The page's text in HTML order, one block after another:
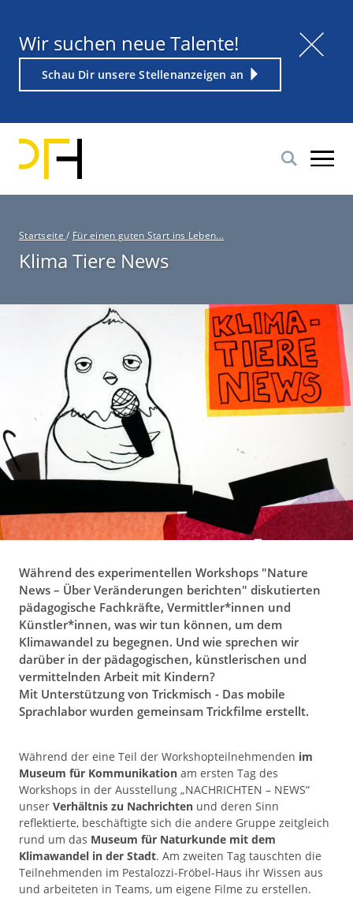
InhaltTitel
Wir suchen neue Talente!
Link
Schau Dir unsere Stellenanzeigen an
P
f
a
n
n
Startseite/ Für einen guten Start ins Leben...
Klima Tiere News
Während des experimentellen Workshops "Nature
News – Über Veränderungen berichten" diskutierten
pädagogische Fachkräfte, Vermittler*innen und
Künstler*innen, was wir tun können, um dem
Klimawandel zu begegnen. Und wie sprechen wir
darüber in der pädagogischen, künstlerischen und
vermittelnden Arbeit mit Kindern?
Mit Unterstützung von Trickmisch - Das mobile
Sprachlabor wurden gemeinsam Trickfilme erstellt.
Während der eine Teil der Workshopteilnehmenden im
Museum für Kommunikation am ersten Tag des
Workshops in der Ausstellung „NACHRICHTEN – NEWS“
unser Verhältnis zu Nachrichten und deren Sinn
reflektierte, beschäftigte sich die andere Gruppe zeitgleich
rund um das Museum für Naturkunde mit dem
Klimawandel in der Stadt. Am zweiten Tag tauschten die
Teilnehmenden im Pestalozzi-Fröbel-Haus ihr Wissen aus
und arbeiteten in Teams, um eigene Filme zu erstellen.